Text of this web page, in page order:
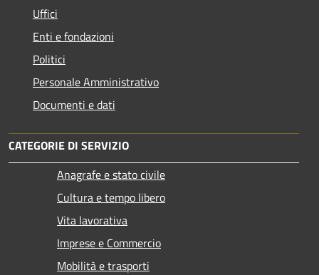
Uffici
Enti e fondazioni
Politici
Personale Amministrativo
Documenti e dati
CATEGORIE DI SERVIZIO
Anagrafe e stato civile
Cultura e tempo libero
Vita lavorativa
Imprese e Commercio
Mobilità e trasporti